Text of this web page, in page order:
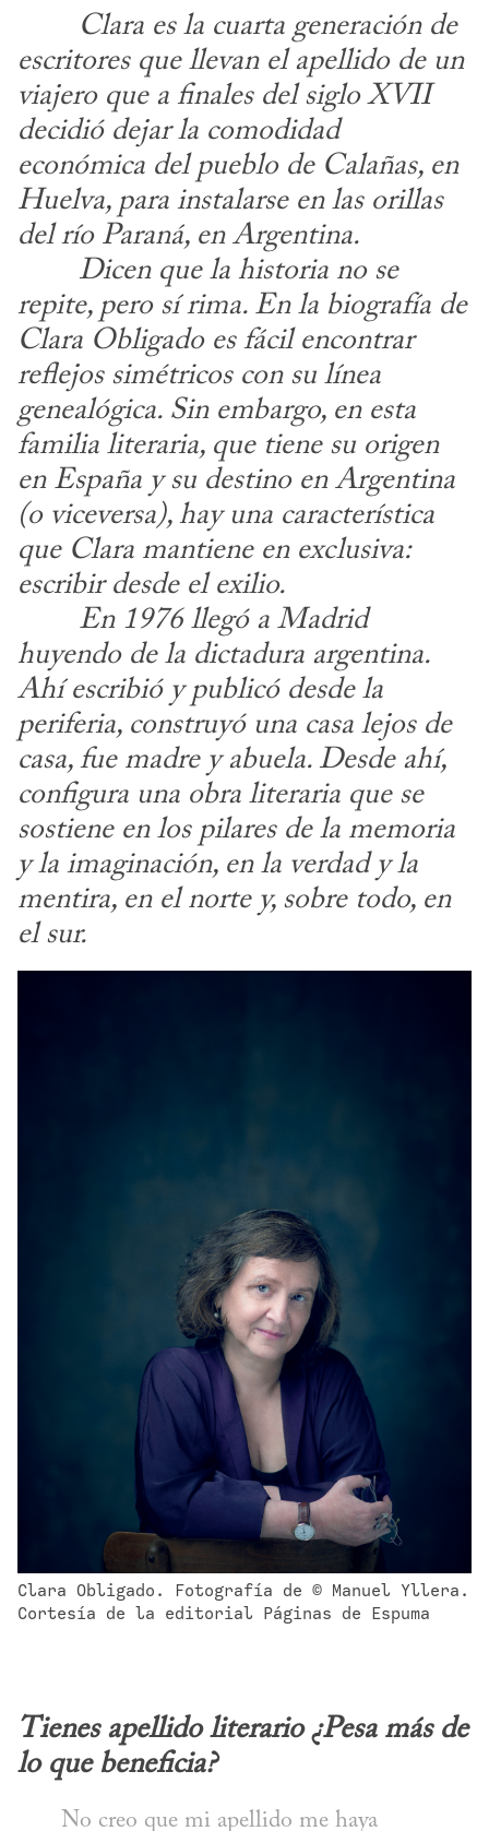
Clara es la cuarta generación de
escritores que llevan el apellido de un
viajero que a finales del siglo XVII
decidió dejar la comodidad
económica del pueblo de Calañas, en
Huelva, para instalarse en las orillas
del río Paraná, en Argentina.
Dicen que la historia no se
repite, pero sí rima. En la biografía de
Clara Obligado es fácil encontrar
reflejos simétricos con su línea
genealógica. Sin embargo, en esta
familia literaria, que tiene su origen
en España y su destino en Argentina
(o viceversa), hay una característica
que Clara mantiene en exclusiva:
escribir desde el exilio.
En 1976 llegó a Madrid
huyendo de la dictadura argentina.
Ahí escribió y publicó desde la
periferia, construyó una casa lejos de
casa, fue madre y abuela. Desde ahí,
configura una obra literaria que se
sostiene en los pilares de la memoria
y la imaginación, en la verdad y la
mentira, en el norte y, sobre todo, en
el sur.
Clara Obligado. Fotografía de © Manuel Yllera.
Cortesía de la editorial Páginas de Espuma
Tienes apellido literario ¿Pesa más de
lo que beneficia?
No creo que mi apellido me haya